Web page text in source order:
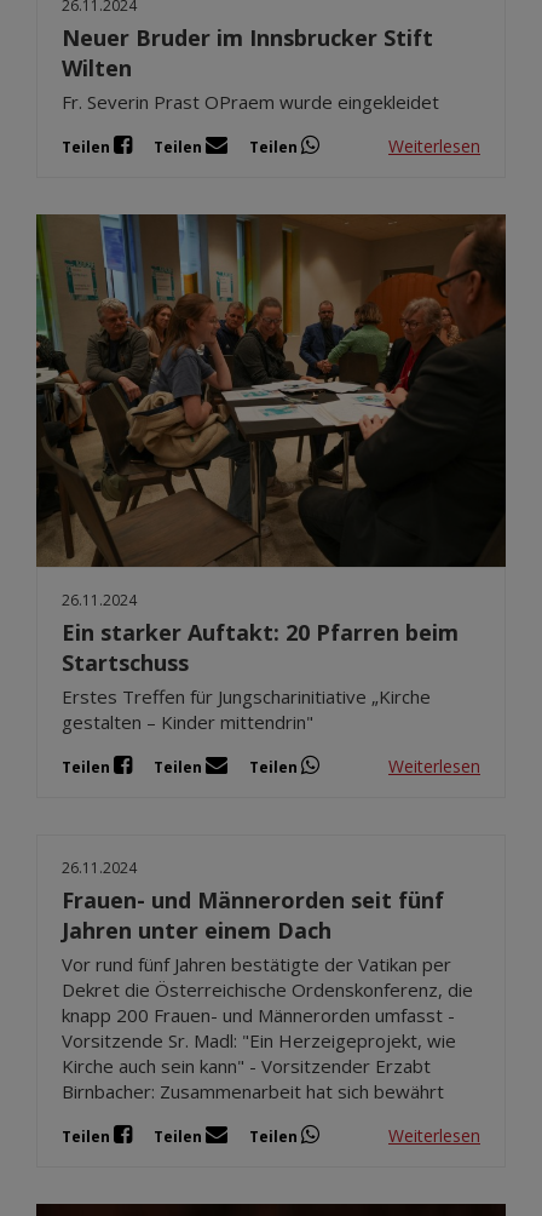
26.11.2024
Neuer Bruder im Innsbrucker Stift
Wilten
Fr. Severin Prast OPraem wurde eingekleidet
Teilen Teilen Teilen Weiterlesen
26.11.2024
Ein starker Auftakt: 20 Pfarren beim
Startschuss
Erstes Treffen für Jungscharinitiative „Kirche
gestalten – Kinder mittendrin"
Teilen Teilen Teilen Weiterlesen
26.11.2024
Frauen- und Männerorden seit fünf
Jahren unter einem Dach
Vor rund fünf Jahren bestätigte der Vatikan per
Dekret die Österreichische Ordenskonferenz, die
knapp 200 Frauen- und Männerorden umfasst -
Vorsitzende Sr. Madl: "Ein Herzeigeprojekt, wie
Kirche auch sein kann" - Vorsitzender Erzabt
Birnbacher: Zusammenarbeit hat sich bewährt
Teilen Teilen Teilen Weiterlesen